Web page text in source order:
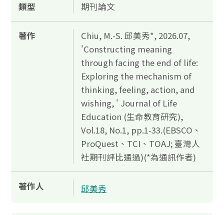
類型 期刊論文
著作
Chiu, M.-S. 邱美秀*, 2026.07,
'Constructing meaning
through facing the end of life:
Exploring the mechanism of
thinking, feeling, action, and
wishing, ' Journal of Life
Education (生命教育研究),
Vol.18, No.1, pp.1-33.(EBSCO、
ProQuest、TCI、TOAJ; 臺灣人
社期刊評比通過)(*為通訊作者)
著作人 邱美秀